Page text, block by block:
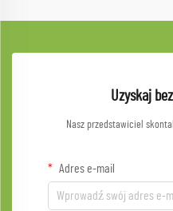
Uzyskaj
Nasz przedstawiciel
Adres e-mail